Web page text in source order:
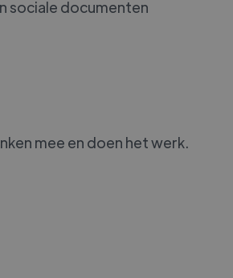
sociale documenten
mee en doen het werk.